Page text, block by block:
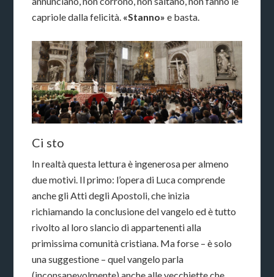
capriole dalla felicità. «Stanno» e basta.
Ci sto
In realtà questa lettura è ingenerosa per almeno
due motivi. Il primo: l’opera di Luca comprende
anche gli Atti degli Apostoli, che inizia
richiamando la conclusione del vangelo ed è tutto
rivolto al loro slancio di appartenenti alla
primissima comunità cristiana. Ma forse – è solo
una suggestione – quel vangelo parla
(inconsapevolmente) anche alle vecchiette che